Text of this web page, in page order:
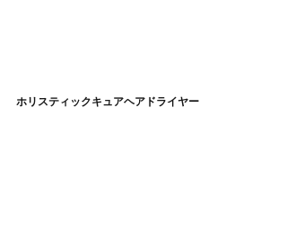
ホリスティックキュアヘアドライヤー